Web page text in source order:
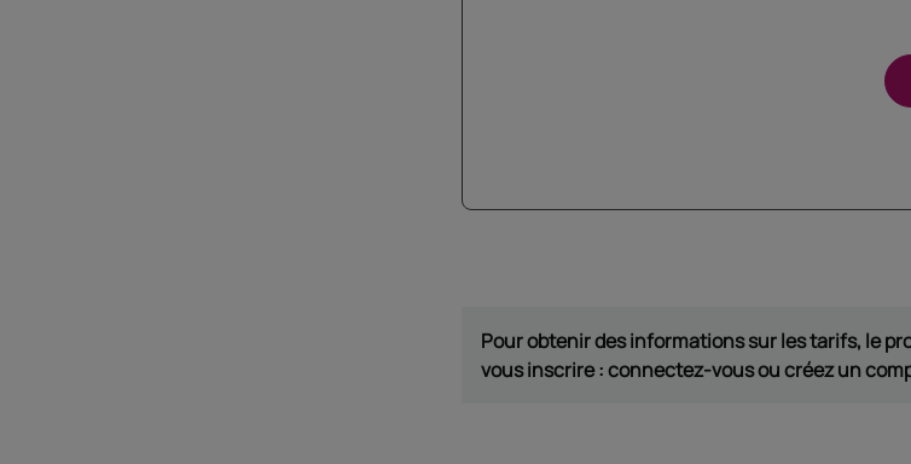
Pour obtenir des informations sur les tarifs, le
vous inscrire : connectez-vous ou créez un